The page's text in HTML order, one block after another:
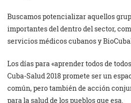
Buscamos potencializar aquellos
importantes del dentro del sector,
servicios médicos cubanos y
Los días para «aprender todos de
Cuba-Salud 2018 promete ser un
común, pero también de acción
para la salud de los pueblos que esa.